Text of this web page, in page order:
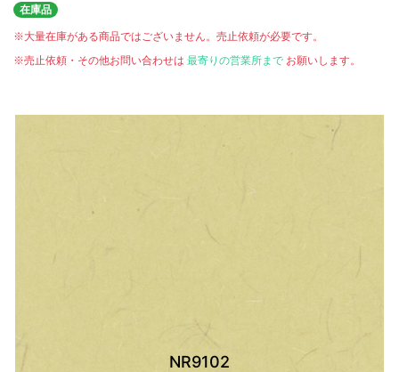
在庫品
※大量在庫がある商品ではございません。売止依頼が必要です。
※売止依頼・その他お問い合わせは 最寄りの営業所まで お願いします。
NR9102